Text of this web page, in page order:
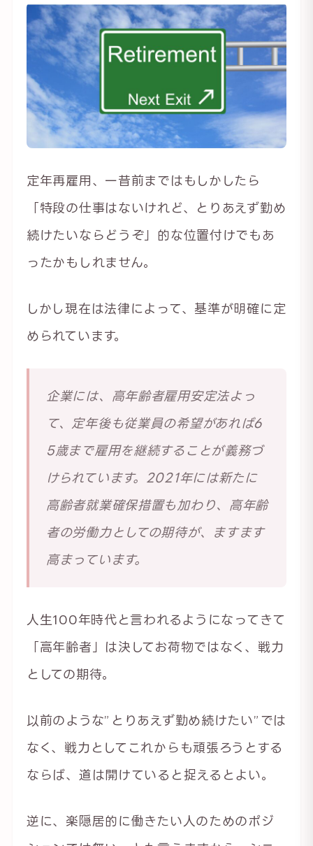
定年再雇用、一昔前まではもしかしたら
「特段の仕事はないけれど、とりあえず勤め
続けたいならどうぞ」的な位置付けでもあ
ったかもしれません。
しかし現在は法律によって、基準が明確に定
められています。
企業には、高年齢者雇用安定法よっ
て、定年後も従業員の希望があれば6
5歳まで雇用を継続することが義務づ
けられています。2021年には新たに
高齢者就業確保措置も加わり、高年齢
者の労働力としての期待が、ますます
高まっています。
人生100年時代と言われるようになってきて
「高年齢者」は決してお荷物ではなく、戦力
としての期待。
以前のような”とりあえず勤め続けたい”では
なく、戦力としてこれからも頑張ろうとする
ならば、道は開けていると捉えるとよい。
逆に、楽隠居的に働きたい人のためのポジ